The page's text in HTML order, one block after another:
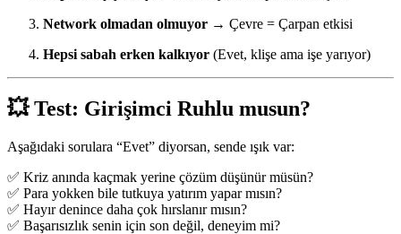
Network olmadan olmuyor → Çevre = Çarpan etkisi
Hepsi sabah erken kalkıyor (Evet, klişe ama işe yarıyor)
💥 Test: Girişimci Ruhlu musun?
Aşağıdaki sorulara “Evet” diyorsan, sende ışık var:
✅ Kriz anında kaçmak yerine çözüm düşünür müsün?
✅ Para yokken bile tutkuya yatırım yapar mısın?
✅ Hayır denince daha çok hırslanır mısın?
✅ Başarısızlık senin için son değil, deneyim mi?